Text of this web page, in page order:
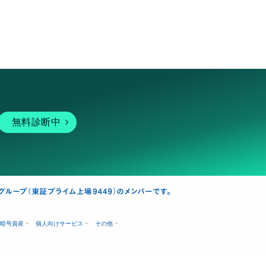
無料診断中
暗号資産 個人向けサービス その他